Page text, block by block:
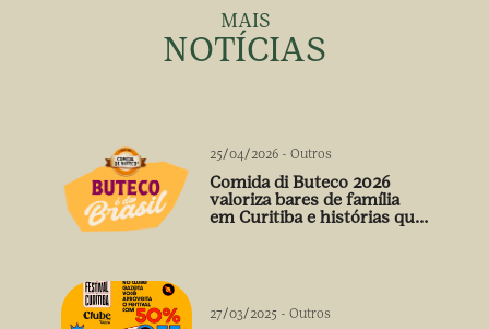
MAIS
NOTÍCIAS
25/04/2026 - Outros
Comida di Buteco 2026
valoriza bares de família
em Curitiba e histórias que
27/03/2025 - Outros